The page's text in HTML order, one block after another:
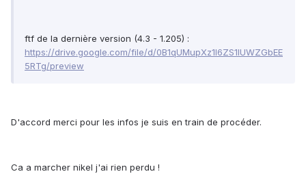
ftf de la dernière version (4.3 - 1.205) :
https://drive.google.com/file/d/0B1qUMupXz1l6ZS1lUWZGbEE
5RTg/preview
D'accord merci pour les infos je suis en train de procéder.
Ca a marcher nikel j'ai rien perdu !